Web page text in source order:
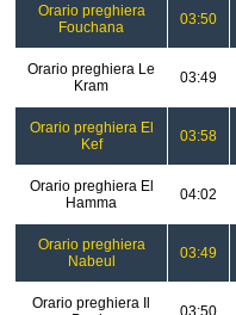
Orario preghiera
Fouchana
03:50
Orario preghiera Le
Kram
03:49
Orario preghiera El
Kef
03:58
Orario preghiera El
Hamma
04:02
Orario preghiera
Nabeul
03:49
Orario preghiera Il
03:50